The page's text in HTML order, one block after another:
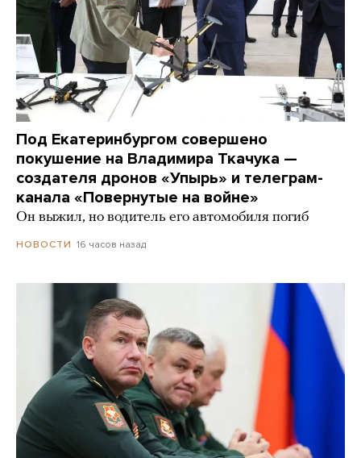
Под Екатеринбургом совершено
покушение на Владимира Ткачука —
создателя дронов «Упырь» и телеграм-
канала «Повернутые на войне»
Он выжил, но водитель его автомобиля погиб
НОВОСТИ 16 часов назад